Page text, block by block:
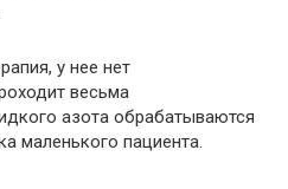
у нее нет
весьма
азота обрабатываются
маленького пациента.